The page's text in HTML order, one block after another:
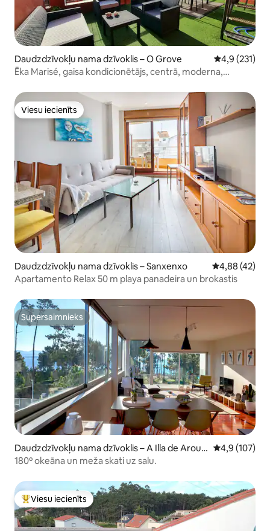
Daudzdzīvokļu nama dzīvoklis – O Grove Vidējais
4,9 (231)
Ēka Marisé, gaisa kondicionētājs, centrā, moderna,
Viesu iecienīts
Viesu iecienīts
Daudzdzīvokļu nama dzīvoklis – Sanxenxo Vidējais
4,88 (42)
Apartamento Relax 50 m playa panadeira un brokastis
Supersaimnieks
Supersaimnieks
Daudzdzīvokļu nama dzīvoklis – A Illa de Arous
a
Vidējais
4,9 (107)
180º okeāna un meža skati uz salu.
Populārs viesu iecienīts mājoklis
Viesu iecienīts